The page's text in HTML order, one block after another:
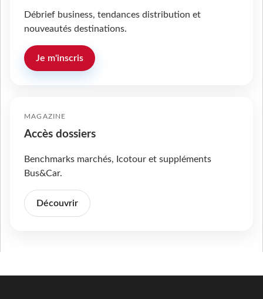
Débrief business, tendances distribution et
nouveautés destinations.
Je m'inscris
MAGAZINE
Accès dossiers
Benchmarks marchés, Icotour et suppléments
Bus&Car.
Découvrir